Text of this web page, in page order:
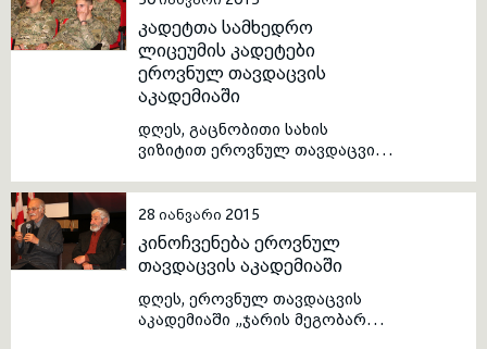
ფილოლოგიის მეცნიერებათა
დოქტორი, ბატონი როსტომ
ჩხეიძე.
კადეტთა სამხედრო
ლიცეუმის კადეტები
ეროვნულ თავდაცვის
აკადემიაში
დღეს, გაცნობითი სახის
ვიზიტით ეროვნულ თავდაცვის
იმყოფებოდნენ სსიპ - გენერალ
გიორგი კვინიტაძის სახელობის
კადეტთა სამხედო ლიცეუმის
მე-3 კურსის კადეტები.
სტუმრებს აკადემიის რექტორის
მოადგილემ, ბატონმა ერეკლე
ჩიგოგიძემ უმასპინძლა.
28 იანვარი 2015
კინოჩვენება ეროვნულ
თავდაცვის აკადემიაში
დღეს, ეროვნულ თავდაცვის
აკადემიაში „ჯარის მეგობართა